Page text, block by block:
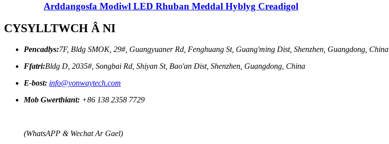
Arddangosfa Modiwl LED Rhuban Meddal Hyblyg Creadigol
CYSYLLTWCH Â NI
Pencadlys:7F, Bldg SMOK, 29#, Guangyuaner Rd, Fenghuang St, Guang'ming Dist, Shenzhen, Guangdong, China
Ffatri:Bldg D, 2035#, Songbai Rd, Shiyan St, Bao'an Dist, Shenzhen, Guangdong, China
E-bost: info@yonwaytech.com
Mob Gwerthiant: +86 138 2358 7729
(WhatsAPP & Wechat Ar Gael)